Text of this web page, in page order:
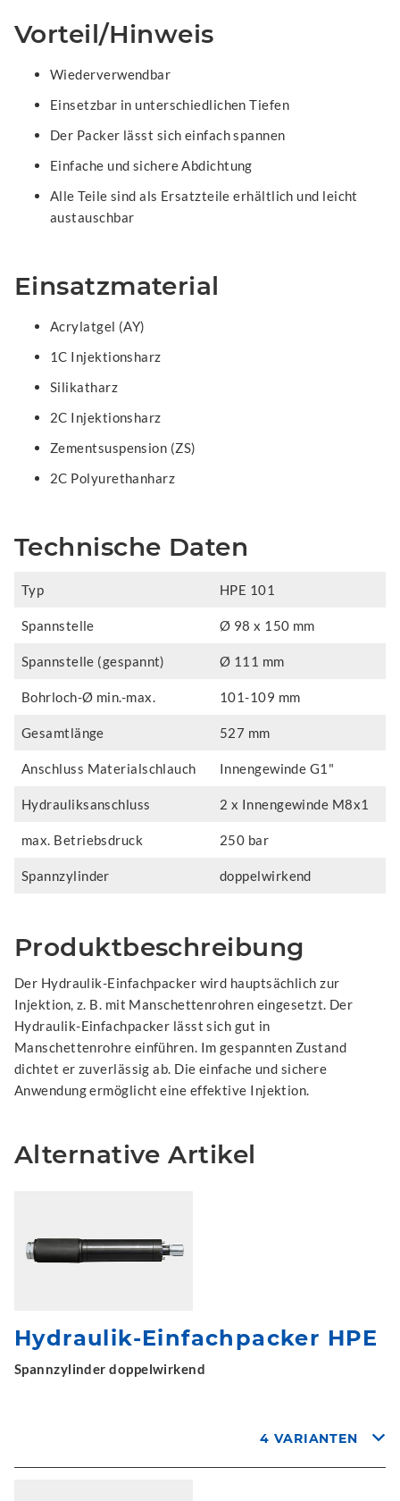
Vorteil/Hinweis
Wiederverwendbar
Einsetzbar in unterschiedlichen Tiefen
Der Packer lässt sich einfach spannen
Einfache und sichere Abdichtung
Alle Teile sind als Ersatzteile erhältlich und leicht
austauschbar
Einsatzmaterial
Acrylatgel (AY)
1C Injektionsharz
Silikatharz
2C Injektionsharz
Zementsuspension (ZS)
2C Polyurethanharz
Technische Daten
Typ HPE 101
Spannstelle Ø 98 x 150 mm
Spannstelle (gespannt) Ø 111 mm
Bohrloch-Ø min.-max. 101-109 mm
Gesamtlänge 527 mm
Anschluss Materialschlauch Innengewinde G1"
Hydrauliksanschluss 2 x Innengewinde M8x1
max. Betriebsdruck 250 bar
Spannzylinder doppelwirkend
Produktbeschreibung
Der Hydraulik-Einfachpacker wird hauptsächlich zur
Injektion, z. B. mit Manschettenrohren eingesetzt. Der
Hydraulik-Einfachpacker lässt sich gut in
Manschettenrohre einführen. Im gespannten Zustand
dichtet er zuverlässig ab. Die einfache und sichere
Anwendung ermöglicht eine effektive Injektion.
Alternative Artikel
Hydraulik-Einfachpacker HPE
Spannzylinder doppelwirkend
4 VARIANTEN